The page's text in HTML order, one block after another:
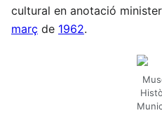
cultural en anotació
març de 1962.